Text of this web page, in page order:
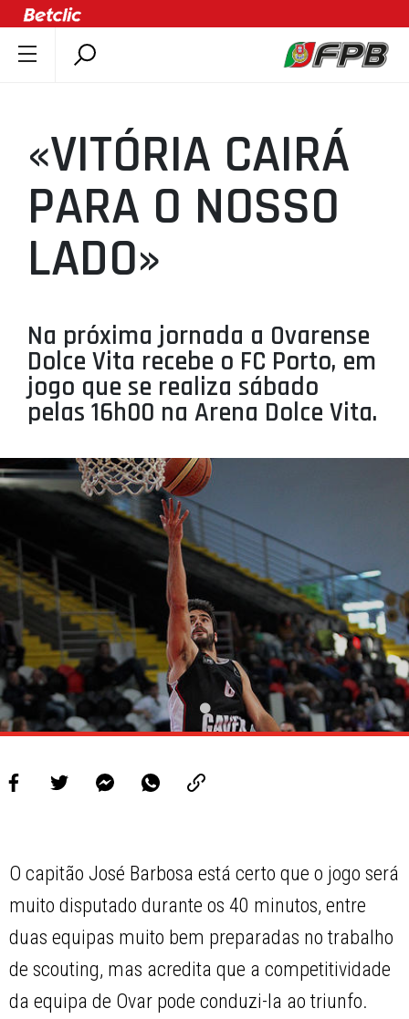
DOCUMENTOS
ÚLTIMAS
COMPETIÇÕES
ASSOCIAÇÕES
CLUBES
AGENTES
SELEÇÕES
MINIBASQUETE
ÁREA TÉCNICA
PROJETOS
LIGA BETCLIC MASCULINA
LIGA BETCLIC FEMININA
«VITÓRIA CAIRÁ
PARA O NOSSO
LADO»
Na próxima jornada a Ovarense
Dolce Vita recebe o FC Porto, em
jogo que se realiza sábado
pelas 16h00 na Arena Dolce Vita.
O capitão José Barbosa está certo que o jogo será
muito disputado durante os 40 minutos, entre
duas equipas muito bem preparadas no trabalho
de scouting, mas acredita que a competitividade
da equipa de Ovar pode conduzi-la ao triunfo.